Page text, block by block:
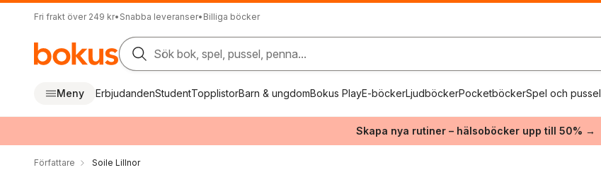
Fri frakt över 249 kr• Snabba leveranser• Billiga böcker
Sök bok, spel, pussel, penna...
Meny ErbjudandenStudentTopplistorBarn & ungdomBokus PlayE-böckerLjudböckerPocketböckerSpel och pussel
Skapa nya rutiner – hälsoböcker upp till 50% →
Författare Soile Lillnor